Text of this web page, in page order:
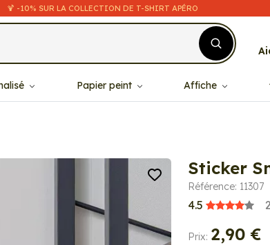
🍹 -10% SUR LA COLLECTION DE T-SHIRT APÉRO
Papier peint Affiche
Sticker
Référence: 11307
4.5 2
Prix: 2,90 €